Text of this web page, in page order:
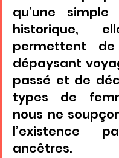
qu’une simple
historique,
permettent
dépaysant
passé et de
types de
nous ne
l’existence
ancêtres.